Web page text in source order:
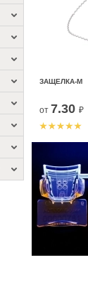
ЗАЩЕЛКА-М
от 7.30 ₽